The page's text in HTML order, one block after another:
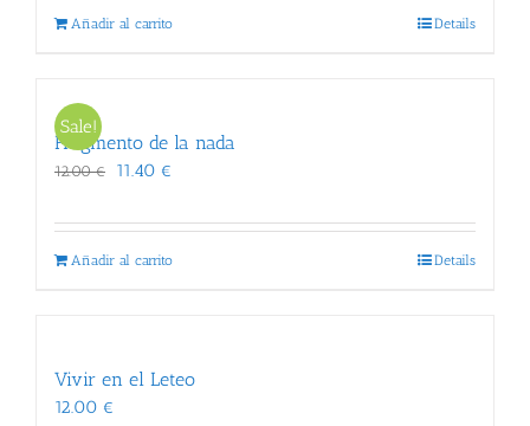
Añadir al carrito Details
Sale!
Fragmento de la nada
12.00€
El
original
11.40 €
actual
Añadir al carrito Details
Vivir en el Leteo
12.00 €